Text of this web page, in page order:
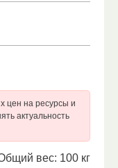
цен на ресурсы и
актуальность
вес: 100 кг